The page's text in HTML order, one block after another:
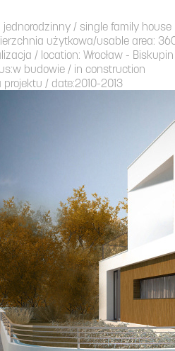
jednorodzinny / single family house
użytkowa/usable area:
/ location: Wrocław - Biskupin
budowie / in construction
projektu / date:2010-2013